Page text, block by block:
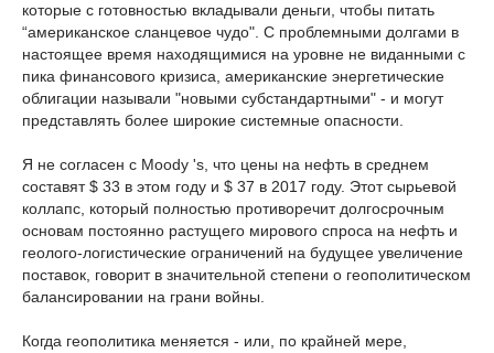
которые с готовностью вкладывали деньги, чтобы питать
“американское сланцевое чудо". С проблемными долгами в
настоящее время находящимися на уровне не виданными с
пика финансового кризиса, американские энергетические
облигации называли "новыми субстандартными" - и могут
представлять более широкие системные опасности.
Я не согласен с Moody 's, что цены на нефть в среднем
составят $ 33 в этом году и $ 37 в 2017 году. Этот сырьевой
коллапс, который полностью противоречит долгосрочным
основам постоянно растущего мирового спроса на нефть и
геолого-логистические ограничений на будущее увеличение
поставок, говорит в значительной степени о геополитическом
балансировании на грани войны.
Когда геополитика меняется - или, по крайней мере,